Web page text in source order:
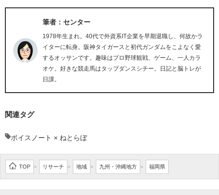
筆者：センター
1978年生まれ。40代で外資系IT企業を早期退職し、何故かラ
イターに転身。阪神タイガースと初代ガンダムをこよなく愛
するオッサンです。趣味はプロ野球観戦、ゲーム、一人カラ
オケ。好きな競走馬はタップダンスシチー。日記と脳トレが
日課。
関連タグ
ボイスノート × ねとらぼ
TOP > リサーチ > 地域 > 九州・沖縄地方 > 福岡県